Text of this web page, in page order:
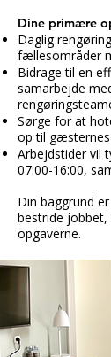
Dine primære
Daglig
fællesområder
Bidrage til en
samarbejde
Sørge for at
op til
Arbejdstider vil
07:00-16:00,
Din baggrund
bestride
opgaverne.